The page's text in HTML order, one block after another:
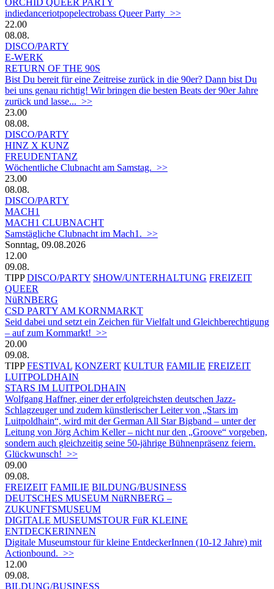
indiedanceriotpopelectrobass Queer Party >>
22.00
08.08.
DISCO/PARTY
E-WERK
RETURN OF THE 90S
Bist Du bereit für eine Zeitreise zurück in die 90er? Dann bist Du
bei uns genau richtig! Wir bringen die besten Beats der 90er Jahre
zurück und lasse... >>
23.00
08.08.
DISCO/PARTY
HINZ X KUNZ
FREUDENTANZ
Wöchentliche Clubnacht am Samstag. >>
23.00
08.08.
DISCO/PARTY
MACH1
MACH1 CLUBNACHT
Samstägliche Clubnacht im Mach1. >>
Sonntag, 09.08.2026
12.00
09.08.
TIPP DISCO/PARTY SHOW/UNTERHALTUNG FREIZEIT
QUEER
NüRNBERG
CSD PARTY AM KORNMARKT
Seid dabei und setzt ein Zeichen für Vielfalt und Gleichberechtigung
– auf zum Kornmarkt! >>
20.00
09.08.
TIPP FESTIVAL KONZERT KULTUR FAMILIE FREIZEIT
LUITPOLDHAIN
STARS IM LUITPOLDHAIN
Wolfgang Haffner, einer der erfolgreichsten deutschen Jazz-
Schlagzeuger und zudem künstlerischer Leiter von „Stars im
Luitpoldhain“, wird mit der German All Star Bigband – unter der
Leitung von Jörg Achim Keller – nicht nur den „Groove“ vorgeben,
sondern auch gleichzeitig seine 50-jährige Bühnenpräsenz feiern.
Glückwunsch! >>
09.00
09.08.
FREIZEIT FAMILIE BILDUNG/BUSINESS
DEUTSCHES MUSEUM NüRNBERG –
ZUKUNFTSMUSEUM
DIGITALE MUSEUMSTOUR FüR KLEINE
ENTDECKERINNEN
Digitale Museumstour für kleine EntdeckerInnen (10-12 Jahre) mit
Actionbound. >>
12.00
09.08.
BILDUNG/BUSINESS